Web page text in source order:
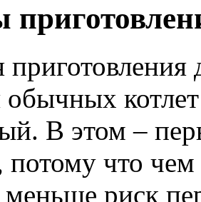
котлет
В этом –
потому что
риск